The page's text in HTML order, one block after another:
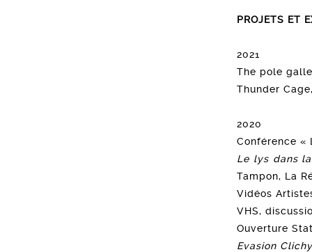
PROJETS ET
2021
The pole
Thunder
2020
Conférence «
Le lys dans
Tampon, La
Vidéos
VHS,
Ouverture
Evasion Clichy